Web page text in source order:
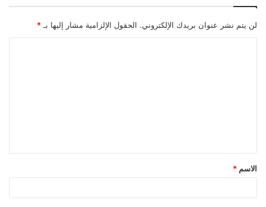
لن يتم نشر عنوان بريدك الإلكتروني. الحقول الإلزامية مشار إليها بـ *
الاسم *